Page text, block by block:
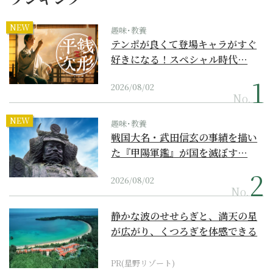
NEW 趣味･教養
テンポが良くて登場キャラがすぐ
好きになる！スペシャル時代…
2026/08/02
No.
NEW 趣味･教養
戦国大名・武田信玄の事績を描い
た『甲陽軍鑑』が国を滅ぼす…
2026/08/02
No.
静かな波のせせらぎと、満天の星
が広がり、くつろぎを体感できる
PR(星野リゾート)